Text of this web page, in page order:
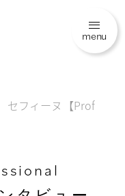
menu
セフィーヌ【